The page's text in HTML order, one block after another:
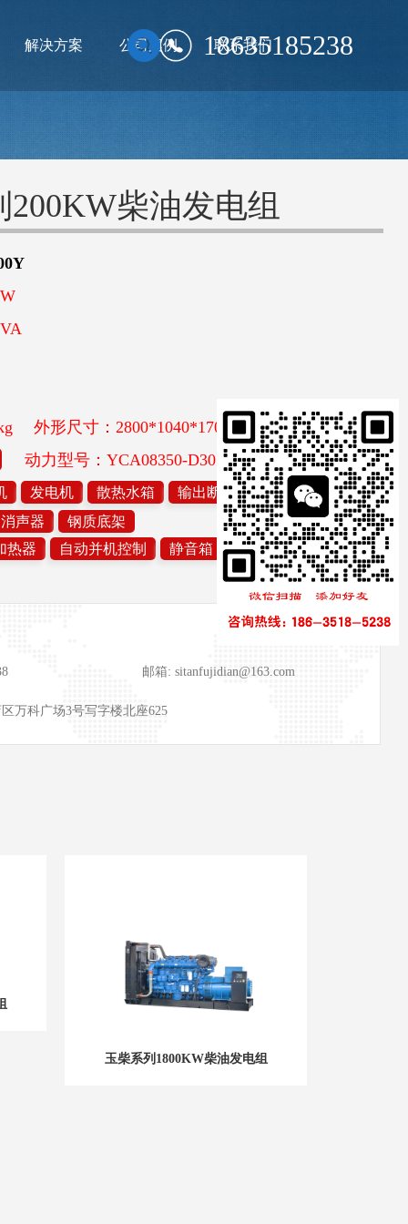
解决方案 公司案例 联系我们
18635185238
柴油发电组
外形尺寸：2800*1040*1700mm
动力型号：YCA08350-D30
发电机 散热水箱 输出断路器
自动控制系统
消声器
钢质底架
热器
自动并机控制 静音箱 移动拖车
邮箱: sitanfujidian@163.com
万科广场3号写字楼北座625
玉柴系列1800KW柴油发电组